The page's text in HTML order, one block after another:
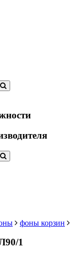
фоны корзин
1